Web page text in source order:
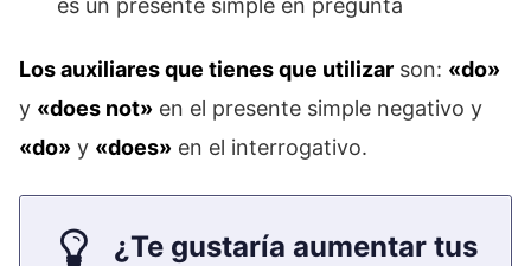
es un presente simple en pregunta
Los auxiliares que tienes que utilizar son: «do»
y «does not» en el presente simple negativo y
«do» y «does» en el interrogativo.
¿Te gustaría aumentar tus